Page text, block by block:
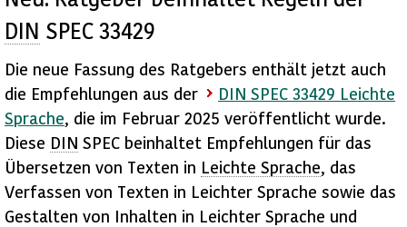
DIN SPEC 33429
Die neue Fassung des Ratgebers enthält jetzt auch
die Empfehlungen aus der
DIN SPEC 33429 Leichte
Sprache, die im Februar 2025 veröffentlicht wurde.
Diese DIN SPEC beinhaltet Empfehlungen für das
Übersetzen von Texten in Leichte Sprache, das
Verfassen von Texten in Leichter Sprache sowie das
Gestalten von Inhalten in Leichter Sprache und